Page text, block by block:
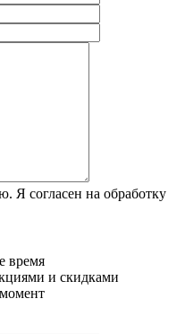
Я согласен на обработку
время
и скидками